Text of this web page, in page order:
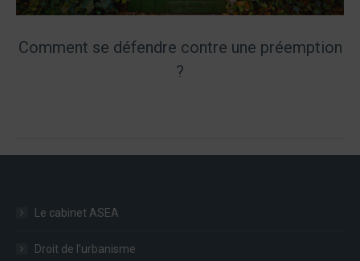
Comment se défendre contre une préemption
?
Le cabinet ASEA
Droit de l’urbanisme